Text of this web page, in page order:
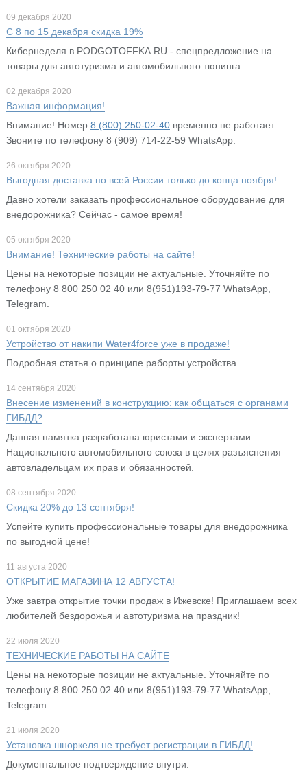
09 декабря 2020
С 8 по 15 декабря скидка 19%
Кибернеделя в PODGOTOFFKA.RU - спецпредложение на
товары для автотуризма и автомобильного тюнинга.
02 декабря 2020
Важная информация!
Внимание! Номер 8 (800) 250-02-40временно не работает.
Звоните по телефону 8 (909) 714-22-59 WhatsApp.
26 октября 2020
Выгодная доставка по всей России только до конца ноября!
Давно хотели заказать профессиональное оборудование для
внедорожника? Сейчас - самое время!
05 октября 2020
Внимание! Технические работы на сайте!
Цены на некоторые позиции не актуальные. Уточняйте по
телефону 8 800 250 02 40 или 8(951)193-79-77 WhatsApp,
Telegram.
01 октября 2020
Устройство от накипи Water4force уже в продаже!
Подробная статья о принципе раборты устройства.
14 сентября 2020
Внесение изменений в конструкцию: как общаться с органами
ГИБДД?
Данная памятка разработана юристами и экспертами
Национального автомобильного союза в целях разъяснения
автовладельцам их прав и обязанностей.
08 сентября 2020
Скидка 20% до 13 сентября!
Успейте купить профессиональные товары для внедорожника
по выгодной цене!
11 августа 2020
ОТКРЫТИЕ МАГАЗИНА 12 АВГУСТА!
Уже завтра открытие точки продаж в Ижевске! Приглашаем всех
любителей бездорожья и автотуризма на праздник!
22 июля 2020
ТЕХНИЧЕСКИЕ РАБОТЫ НА САЙТЕ
Цены на некоторые позиции не актуальные. Уточняйте по
телефону 8 800 250 02 40 или 8(951)193-79-77 WhatsApp,
Telegram.
21 июля 2020
Установка шноркеля не требует регистрации в ГИБДД!
Документальное подтверждение внутри.